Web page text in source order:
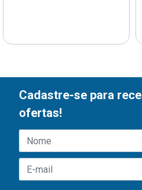
Cadastre-se para
ofertas!